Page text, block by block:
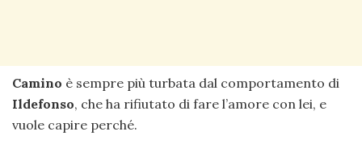
Camino è sempre più turbata dal comportamento di
Ildefonso, che ha rifiutato di fare l’amore con lei, e
vuole capire perché.